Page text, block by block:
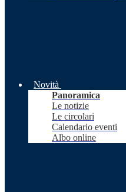
Novità
Panoramica
Le notizie
Le circolari
Calendario eventi
Albo online